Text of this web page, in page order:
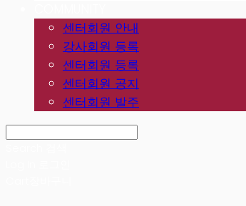
센터회원 안내
강사회원 등록
센터회원 등록
센터회원 공지
센터회원 발주